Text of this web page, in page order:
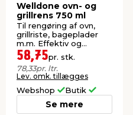
Welldone ovn- og
grillrens 750 ml
Til rengøring af ovn,
grillriste, bageplader
m.m. Effektiv og
hurtigtvirkende.
58,75pr. stk.
78,33pr. ltr.
Lev. omk. tillægges
Webshop Butik
Se mere